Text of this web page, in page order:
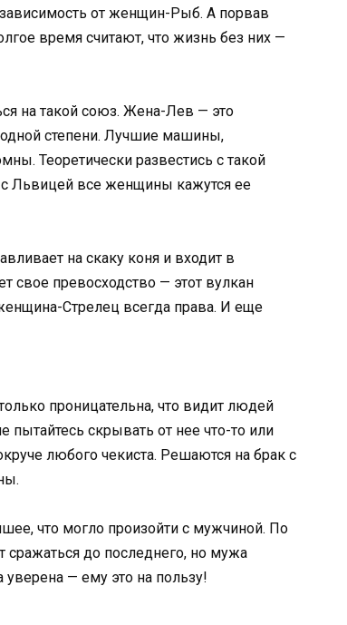
от женщин-Рыб. А порвав
время считают, что жизнь без них —
на такой союз. Жена-Лев — это
степени. Лучшие машины,
Теоретически развестись с такой
Львицей все женщины кажутся ее
на скаку коня и входит в
свое превосходство — этот вулкан
Стрелец всегда права. И еще
проницательна, что видит людей
скрывать от нее что-то или
любого чекиста. Решаются на брак с
что могло произойти с мужчиной. По
сражаться до последнего, но мужа
— ему это на пользу!